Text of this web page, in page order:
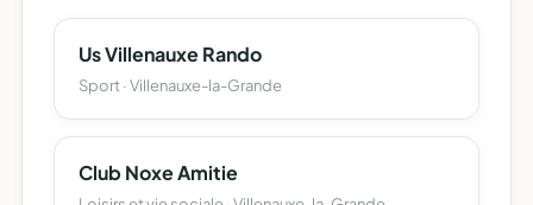
Us Villenauxe Rando
Sport · Villenauxe-la-Grande
Club Noxe Amitie